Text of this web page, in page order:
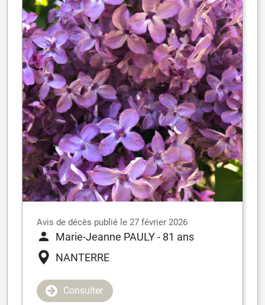
Avis de décès publié le 27 février 2026
Marie-Jeanne PAULY- 81 ans
NANTERRE
Consulter